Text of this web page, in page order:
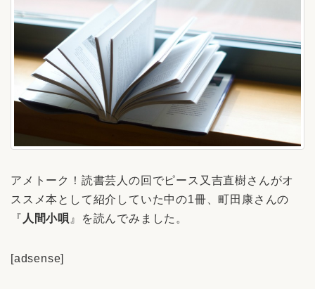
アメトーク！読書芸人の回でピース又吉直樹さんがオ
ススメ本として紹介していた中の1冊、町田康さんの
『 人間小唄 』を読んでみました。
[adsense]